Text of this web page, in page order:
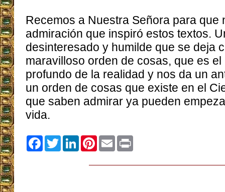
Recemos a Nuestra Señora para que
admiración que inspiró estos textos.
desinteresado y humilde que se deja
maravilloso orden de cosas, que es
profundo de la realidad y nos da un
un orden de cosas que existe en el
que saben admirar ya pueden
vida.
Facebook
TwitterLinkedInPinterest
Email